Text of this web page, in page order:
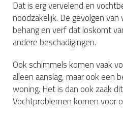
Dat is erg vervelend en
noodzakelijk. De gevolgen
behang en verf dat loskomt
andere beschadigingen.
Ook schimmels komen vaak
alleen aanslag, maar ook een
woning. Het is dan ook zaak
Vochtproblemen komen voor